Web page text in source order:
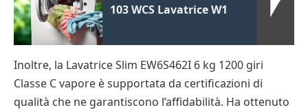
103 WCS Lavatrice W1
Inoltre, la Lavatrice Slim EW6S462I 6 kg 1200 giri
Classe C vapore è supportata da certificazioni di
qualità che ne garantiscono l’affidabilità. Ha ottenuto